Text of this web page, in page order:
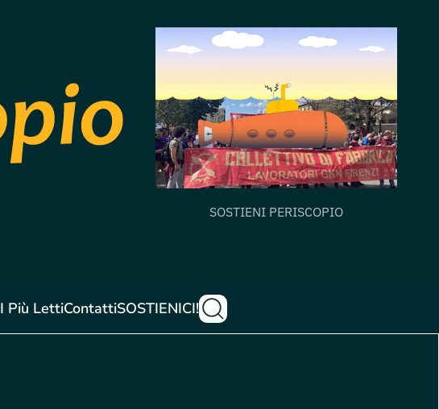
SOSTIENI PERISCOPIO
I Più LettiContattiSOSTIENICI!